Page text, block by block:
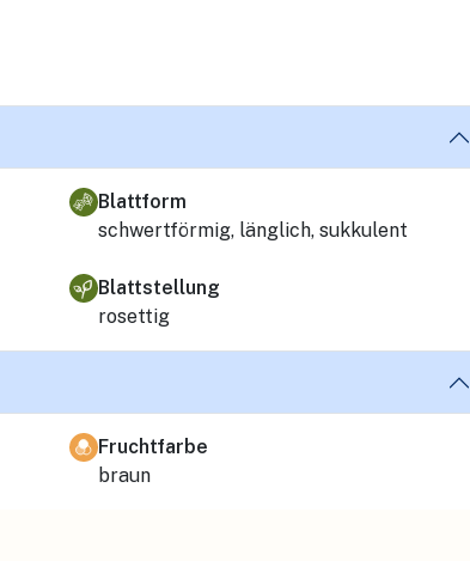
Blattform
schwertförmig, länglich, sukkulent
Blattstellung
rosettig
Fruchtfarbe
braun